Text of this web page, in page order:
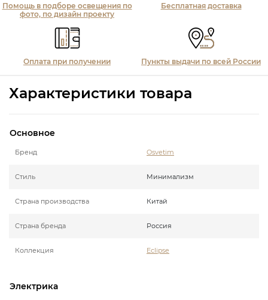
Помощь в подборе освещения по
фото, по дизайн проекту
Бесплатная доставка
Оплата при получении Пункты выдачи по всей России
Характеристики товара
Основное
Бренд Osvetim
Стиль Минимализм
Страна производства Китай
Страна бренда Россия
Коллекция Eclipse
Электрика